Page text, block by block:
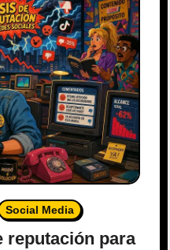
Social Media
reputación para